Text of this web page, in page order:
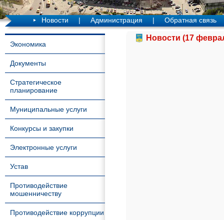
Новости | Администрация | Обратная связь
Экономика
Документы
Стратегическое
планирование
Муниципальные услуги
Конкурсы и закупки
Электронные услуги
Устав
Противодействие
мошенничеству
Противодействие коррупции
Новости (17